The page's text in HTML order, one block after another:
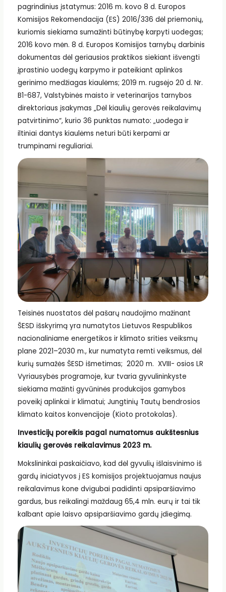
pagrindinius įstatymus: 2016 m. kovo 8 d. Europos
Komisijos Rekomendacija (ES) 2016/336 dėl priemonių,
kuriomis siekiama sumažinti būtinybę karpyti uodegas;
2016 kovo mėn. 8 d. Europos Komisijos tarnybų darbinis
dokumentas dėl geriausios praktikos siekiant išvengti
įprastinio uodegų karpymo ir pateikiant aplinkos
gerinimo medžiagas kiaulėms; 2019 m. rugsėjo 20 d. Nr.
B1-687, Valstybinės maisto ir veterinarijos tarnybos
direktoriaus įsakymas „Dėl kiaulių gerovės reikalavimų
patvirtinimo“, kurio 36 punktas numato: „uodega ir
iltiniai dantys kiaulėms neturi būti kerpami ar
trumpinami reguliariai.
Teisinės nuostatos dėl pašarų naudojimo mažinant
ŠESD išskyrimą yra numatytos Lietuvos Respublikos
nacionaliniame energetikos ir klimato srities veiksmų
plane 2021–2030 m., kur numatyta remti veiksmus, dėl
kurių sumažės ŠESD išmetimas; 2020 m. XVIII- osios LR
Vyriausybės programoje, kur tvaria gyvulininkyste
siekiama mažinti gyvūninės produkcijos gamybos
poveikį aplinkai ir klimatui; Jungtinių Tautų bendrosios
klimato kaitos konvencijoje (Kioto protokolas).
Investicijų poreikis pagal numatomus aukštesnius
kiaulių gerovės reikalavimus 2023 m.
Mokslininkai paskaičiavo, kad dėl gyvulių išlaisvinimo iš
gardų iniciatyvos į ES komisijos projektuojamus naujus
reikalavimus kone dvigubai padidinti apsiparšiavimo
gardus, bus reikalingi maždaug 65,4 mln. eurų ir tai tik
kalbant apie laisvo apsiparšiavimo gardų įdiegimą.